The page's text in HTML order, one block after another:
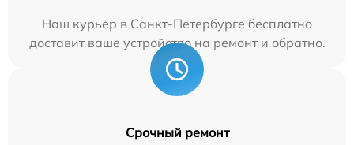
Наш курьер в Санкт-Петербурге бесплатно
доставит ваше устройство на ремонт и обратно.
Срочный ремонт